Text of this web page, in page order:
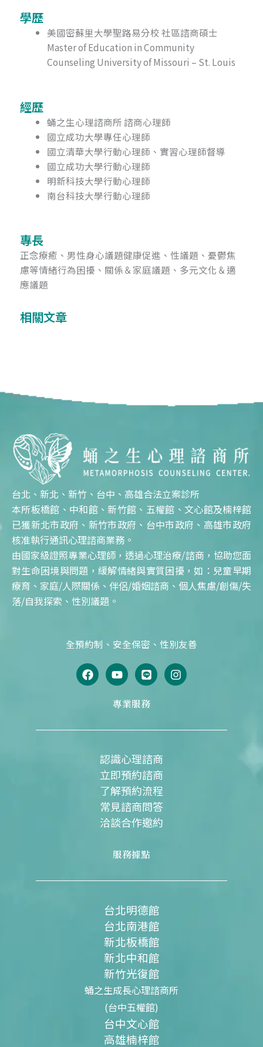
學歷
美國密蘇里大學聖路易分校 社區諮商碩士
Master of Education in Community
Counseling University of Missouri – St. Louis
經歷
蛹之生心理諮商所 諮商心理師
國立成功大學專任心理師
國立清華大學行動心理師、實習心理師督導
國立成功大學行動心理師
明新科技大學行動心理師
南台科技大學行動心理師
專長
正念療癒、男性身心議題健康促進、性議題、憂鬱焦
慮等情緒行為困擾、關係＆家庭議題、多元文化＆適
應議題
相關文章
台北、新北、新竹、台中、高雄合法立案診所
本所板橋館、中和館、新竹館、五權館、文心館及楠梓館
已獲新北市政府、新竹市政府、台中市政府、高雄市政府
核准執行通訊心理諮商業務。
由國家級證照專業心理師，透過心理治療/諮商，協助您面
對生命困境與問題，緩解情緒與實質困擾，如：兒童早期
療育、家庭/人際關係、伴侶/婚姻諮商、個人焦慮/創傷/失
落/自我探索、性別議題。
全預約制、安全保密、性別友善
F
a
c
o
Y
o
u
t
u
e
L
i
n
e
I
n
s
r
專業服務
認識心理諮商
立即預約諮商
了解預約流程
常見諮商問答
洽談合作邀約
服務據點
台北明德館
台北南港館
新北板橋館
新北中和館
新竹光復館
蛹之生成長心理諮商所
(台中五權館)
台中文心館
高雄楠梓館